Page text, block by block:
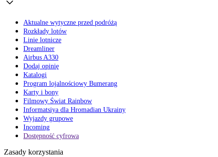
Aktualne wytyczne przed podróżą
Rozkłady lotów
Linie lotnicze
Dreamliner
Airbus A330
Dodaj opinię
Katalogi
Program lojalnościowy Bumerang
Karty i bony
Filmowy Świat Rainbow
Informatsiya dla Hromadian Ukrainy
Wyjazdy grupowe
Incoming
Dostępność cyfrowa
Zasady korzystania